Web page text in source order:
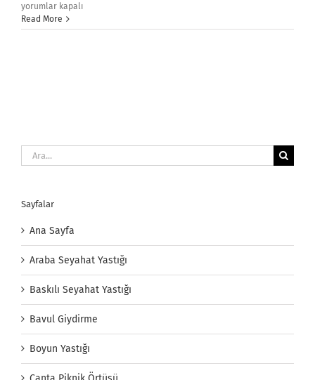
yorumlar kapalı
Read More
Ara:
Sayfalar
Ana Sayfa
Araba Seyahat Yastığı
Baskılı Seyahat Yastığı
Bavul Giydirme
Boyun Yastığı